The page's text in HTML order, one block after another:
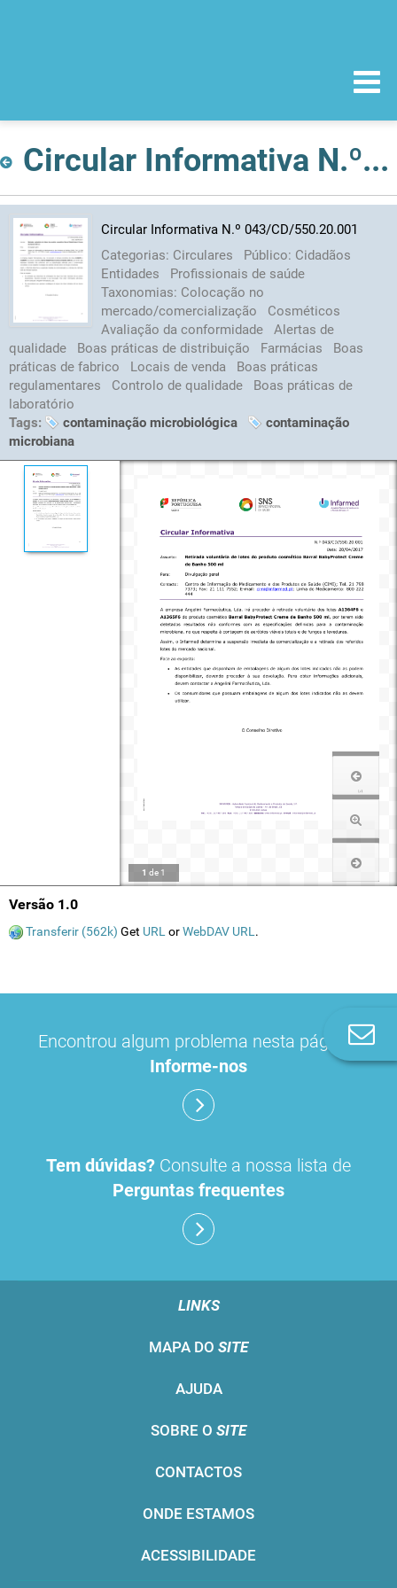
Circular Informativa N.º 043/CD/550.20.001
Circular Informativa N.º 043/CD/550.20.001
Categorias: Circulares Público: Cidadãos
Entidades
Profissionais de saúde
Taxonomias: Colocação no
mercado/comercialização
Cosméticos
Avaliação da conformidade
Alertas de
qualidade
Boas práticas de distribuição Farmácias
Boas
práticas de fabrico
Locais de venda
Boas práticas
regulamentares
Controlo de qualidade
Boas práticas de
laboratório
Tags:
contaminação microbiológica
contaminação
microbiana
1 de 1
Versão 1.0
Transferir (562k) Get URL orWebDAV URL .
Encontrou algum problema nesta página?
Informe-nos
Tem dúvidas? Consulte a nossa lista de
Perguntas frequentes
LINKS
MAPA DO SITE
AJUDA
SOBRE O SITE
CONTACTOS
ONDE ESTAMOS
ACESSIBILIDADE